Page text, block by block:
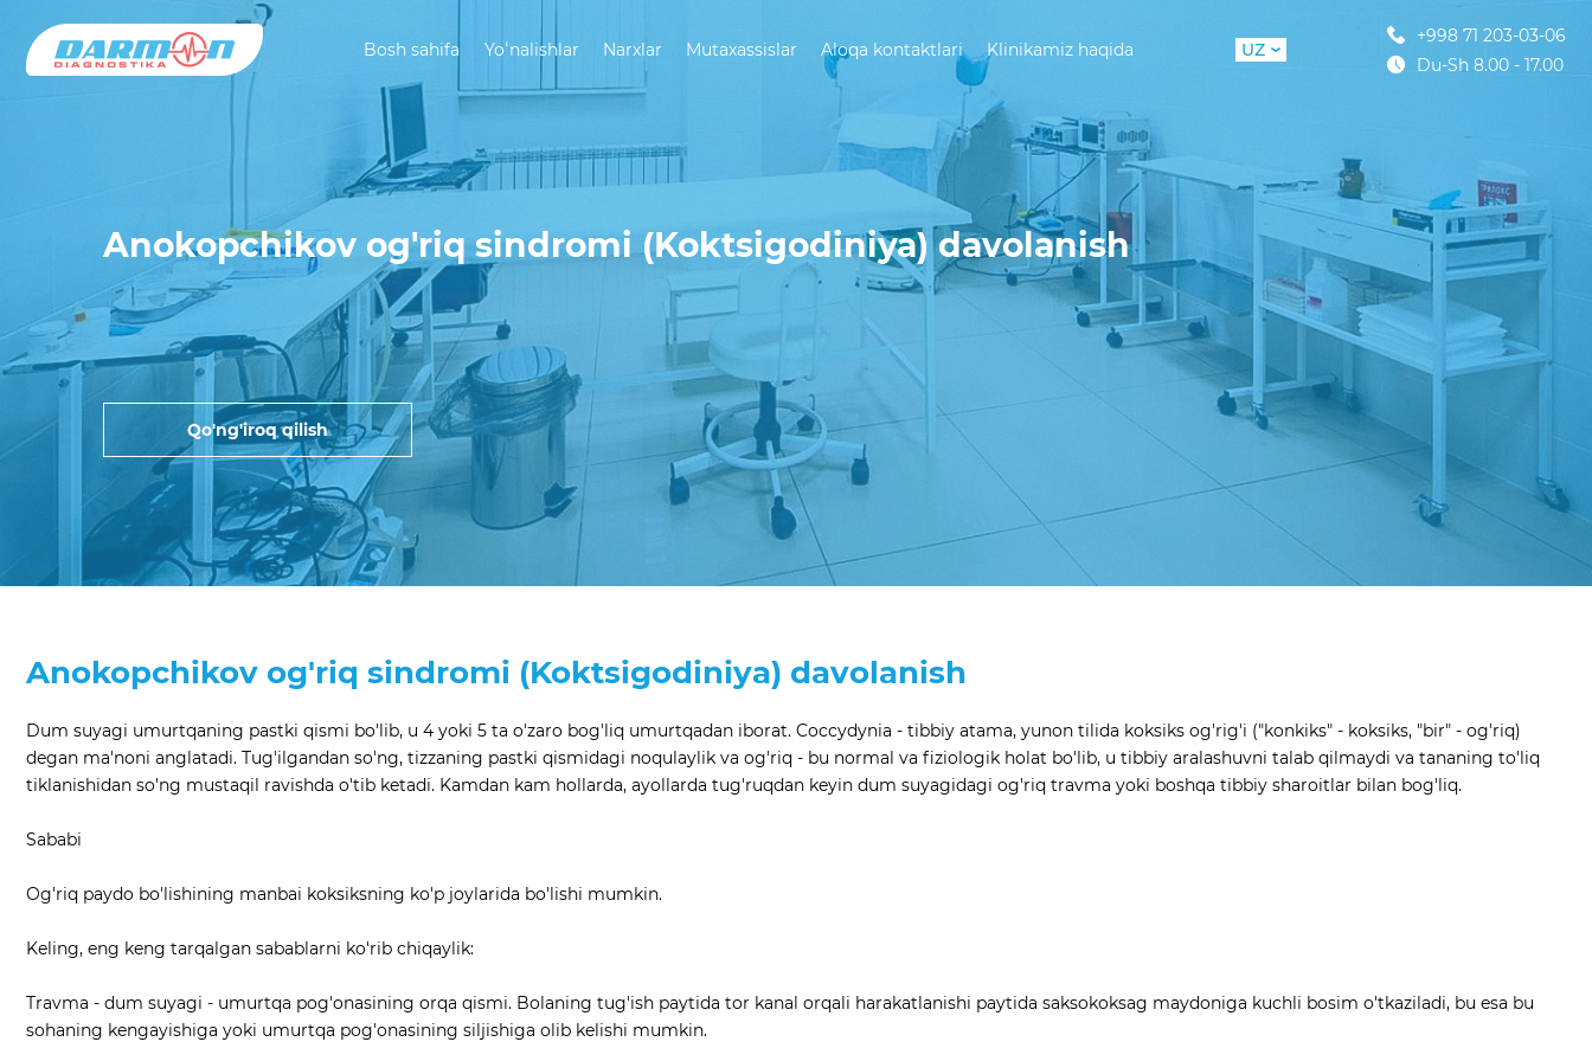
Bosh sahifa Yoʻnalishlar Narxlar Mutaxassislar Aloqa kontaktlari Klinikamiz haqida
UZ
+998 71 203-03-06
Du-Sh 8.00 - 17.00
Anokopchikov og'riq sindromi (Koktsigodiniya) davolanish
Qo'ng'iroq qilish
Anokopchikov og'riq sindromi (Koktsigodiniya) davolanish
Dum suyagi umurtqaning pastki qismi bo'lib, u 4 yoki 5 ta o'zaro bog'liq umurtqadan iborat. Coccydynia - tibbiy atama, yunon tilida koksiks og'rig'i ("konkiks" - koksiks, "bir" - og'riq)
degan ma'noni anglatadi. Tug'ilgandan so'ng, tizzaning pastki qismidagi noqulaylik va og'riq - bu normal va fiziologik holat bo'lib, u tibbiy aralashuvni talab qilmaydi va tananing to'liq
tiklanishidan so'ng mustaqil ravishda o'tib ketadi. Kamdan kam hollarda, ayollarda tug'ruqdan keyin dum suyagidagi og'riq travma yoki boshqa tibbiy sharoitlar bilan bog'liq.
Sababi
Og'riq paydo bo'lishining manbai koksiksning ko'p joylarida bo'lishi mumkin.
Keling, eng keng tarqalgan sabablarni ko'rib chiqaylik:
Travma - dum suyagi - umurtqa pog'onasining orqa qismi. Bolaning tug'ish paytida tor kanal orqali harakatlanishi paytida saksokoksag maydoniga kuchli bosim o'tkaziladi, bu esa bu
sohaning kengayishiga yoki umurtqa pog'onasining siljishiga olib kelishi mumkin.